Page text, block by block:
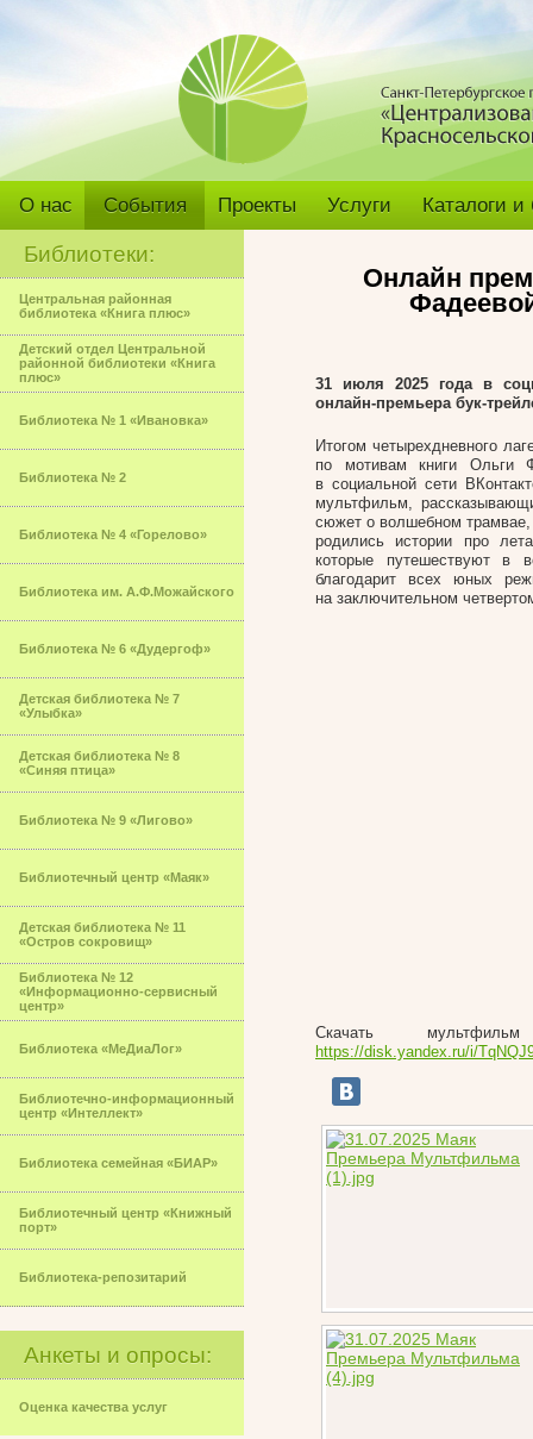
О нас События Проекты Услуги Каталоги
Библиотеки:
Центральная районная
библиотека «Книга плюс»
Детский отдел Центральной
районной библиотеки «Книга
плюс»
Библиотека № 1 «Ивановка»
Библиотека № 2
Библиотека № 4 «Горелово»
Библиотека им. А.Ф.Можайского
Библиотека № 6 «Дудергоф»
Детская библиотека № 7
«Улыбка»
Детская библиотека № 8
«Синяя птица»
Библиотека № 9 «Лигово»
Библиотечный центр «Маяк»
Детская библиотека № 11
«Остров сокровищ»
Библиотека № 12
«Информационно-сервисный
центр»
Библиотека «МеДиаЛог»
Библиотечно-информационный
центр «Интеллект»
Библиотека семейная «БИАР»
Библиотечный центр «Книжный
порт»
Библиотека-репозитарий
Анкеты и опросы:
Оценка качества услуг
Онлайн
31 июля 2025 года в
онлайн-премьера бук-
Итогом четырехдневного
по мотивам книги Ольги
в социальной сети
мультфильм,
сюжет о волшебном
родились истории про
которые путешествуют в
благодарит всех юных
на заключительном
Скачать
https://disk.yandex.ru/i/